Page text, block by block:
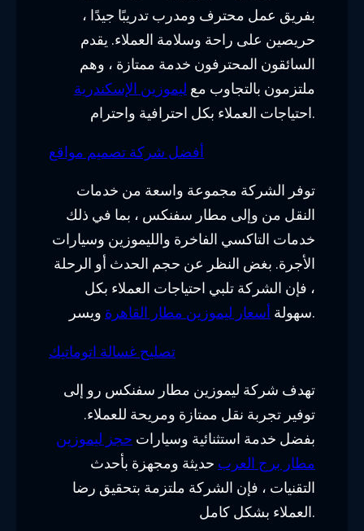
بفريق عمل محترف ومدرب تدريبًا جيدًا ،
حريصين على راحة وسلامة العملاء. يقدم
السائقون المحترفون خدمة ممتازة ، وهم
ملتزمون بالتجاوب مع ليموزين الإسكندرية
احتياجات العملاء بكل احترافية واحترام.
أفضل شركة تصميم مواقع
توفر الشركة مجموعة واسعة من خدمات
النقل من وإلى مطار سفنكس ، بما في ذلك
خدمات التاكسي الفاخرة والليموزين وسيارات
الأجرة. بغض النظر عن حجم الحدث أو الرحلة
، فإن الشركة تلبي احتياجات العملاء بكل
سهولة أسعار ليموزين مطار القاهرة ويسر.
تصليح غسالة اتوماتيك
تهدف شركة ليموزين مطار سفنكس رو إلى
توفير تجربة نقل ممتازة ومريحة للعملاء.
بفضل خدمة استثنائية وسيارات حجز ليموزين
مطار برج العرب حديثة ومجهزة بأحدث
التقنيات ، فإن الشركة ملتزمة بتحقيق رضا
العملاء بشكل كامل.